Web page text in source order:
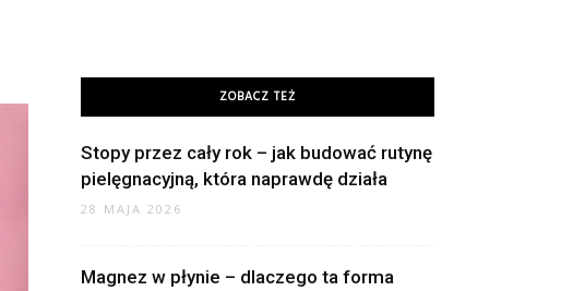
ZOBACZ TEŻ
Stopy przez cały rok – jak budować rutynę
pielęgnacyjną, która naprawdę działa
28 MAJA 2026
Magnez w płynie – dlaczego ta forma